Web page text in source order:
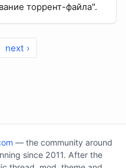
торрент-файла".
next ›
— the community around
since 2011. After the